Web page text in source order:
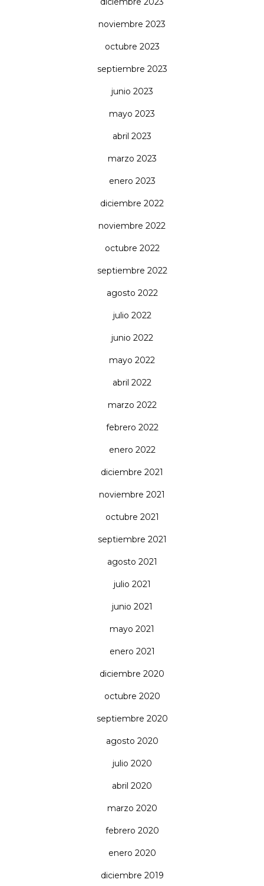
noviembre 2023
octubre 2023
septiembre 2023
junio 2023
mayo 2023
abril 2023
marzo 2023
enero 2023
diciembre 2022
noviembre 2022
octubre 2022
septiembre 2022
agosto 2022
julio 2022
junio 2022
mayo 2022
abril 2022
marzo 2022
febrero 2022
enero 2022
diciembre 2021
noviembre 2021
octubre 2021
septiembre 2021
agosto 2021
julio 2021
junio 2021
mayo 2021
enero 2021
diciembre 2020
octubre 2020
septiembre 2020
agosto 2020
julio 2020
abril 2020
marzo 2020
febrero 2020
enero 2020
diciembre 2019